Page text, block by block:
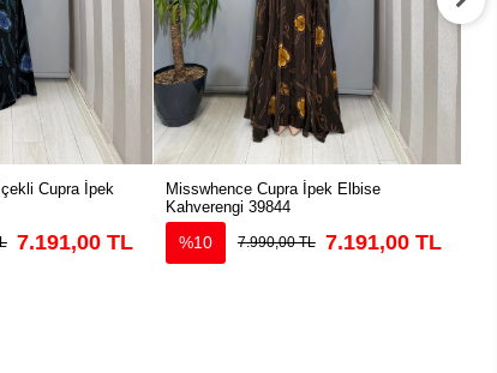
Cupra İpek
7.191,00 TL
Misswhence Cupra İpek Elbise
Kahverengi 39844
%10 7.990,00 TL 7.191,00 TL